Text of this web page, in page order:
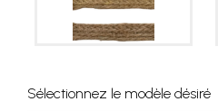
Sélectionnez le modèle désiré